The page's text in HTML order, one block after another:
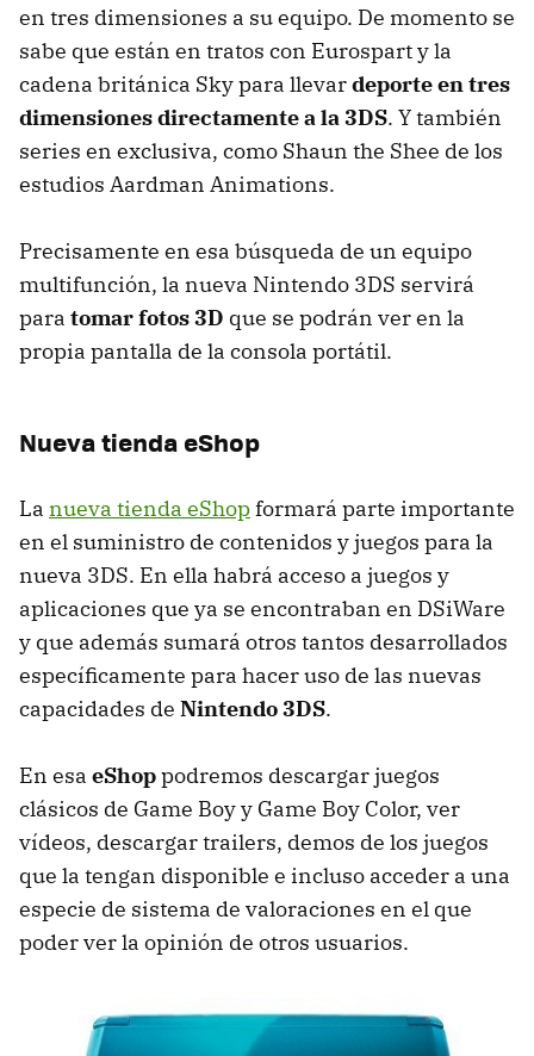
en tres dimensiones a su equipo. De momento se
sabe que están en tratos con Eurospart y la
cadena británica Sky para llevardeporte en tres
dimensiones directamente a la 3DS. Y también
series en exclusiva, como Shaun the Shee de los
estudios Aardman Animations.
Precisamente en esa búsqueda de un equipo
multifunción, la nueva Nintendo 3DS servirá
para tomar fotos 3D que se podrán ver en la
propia pantalla de la consola portátil.
Nueva tienda eShop
La nueva tienda eShopformará parte importante
en el suministro de contenidos y juegos para la
nueva 3DS. En ella habrá acceso a juegos y
aplicaciones que ya se encontraban en DSiWare
y que además sumará otros tantos desarrollados
específicamente para hacer uso de las nuevas
capacidades de Nintendo 3DS.
En esa eShoppodremos descargar juegos
clásicos de Game Boy y Game Boy Color, ver
vídeos, descargar trailers, demos de los juegos
que la tengan disponible e incluso acceder a una
especie de sistema de valoraciones en el que
poder ver la opinión de otros usuarios.